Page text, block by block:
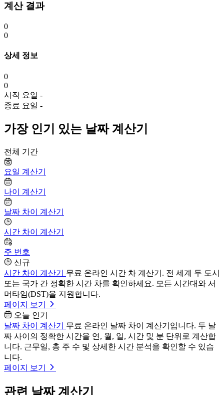
계산 결과
0
0
상세 정보
0
0
시작 요일 -
종료 요일 -
가장 인기 있는 날짜 계산기
전체 기간
요일 계산기
나이 계산기
날짜 차이 계산기
시간 차이 계산기
주 번호
신규
시간 차이 계산기 무료 온라인 시간 차 계산기. 전 세계 두 도시
또는 국가 간 정확한 시간 차를 확인하세요. 모든 시간대와 서
머타임(DST)을 지원합니다.
페이지 보기
오늘 인기
날짜 차이 계산기 무료 온라인 날짜 차이 계산기입니다. 두 날
짜 사이의 정확한 시간을 연, 월, 일, 시간 및 분 단위로 계산합
니다. 근무일, 총 주 수 및 상세한 시간 분석을 확인할 수 있습
니다.
페이지 보기
관련 날짜 계산기